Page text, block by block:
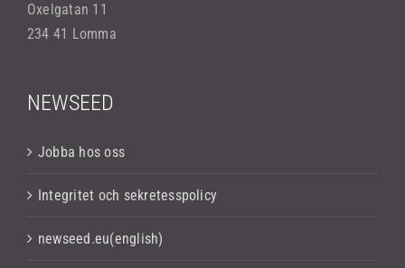
Oxelgatan 11
234 41 Lomma
NEWSEED
Jobba hos oss
Integritet och sekretesspolicy
newseed.eu(english)